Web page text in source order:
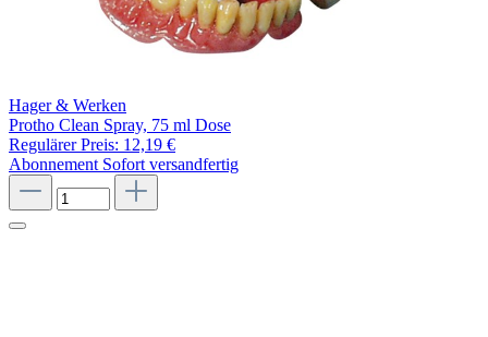
Hager & Werken
Protho Clean Spray, 75 ml Dose
Regulärer Preis: 12,19 €
Abonnement Sofort versandfertig